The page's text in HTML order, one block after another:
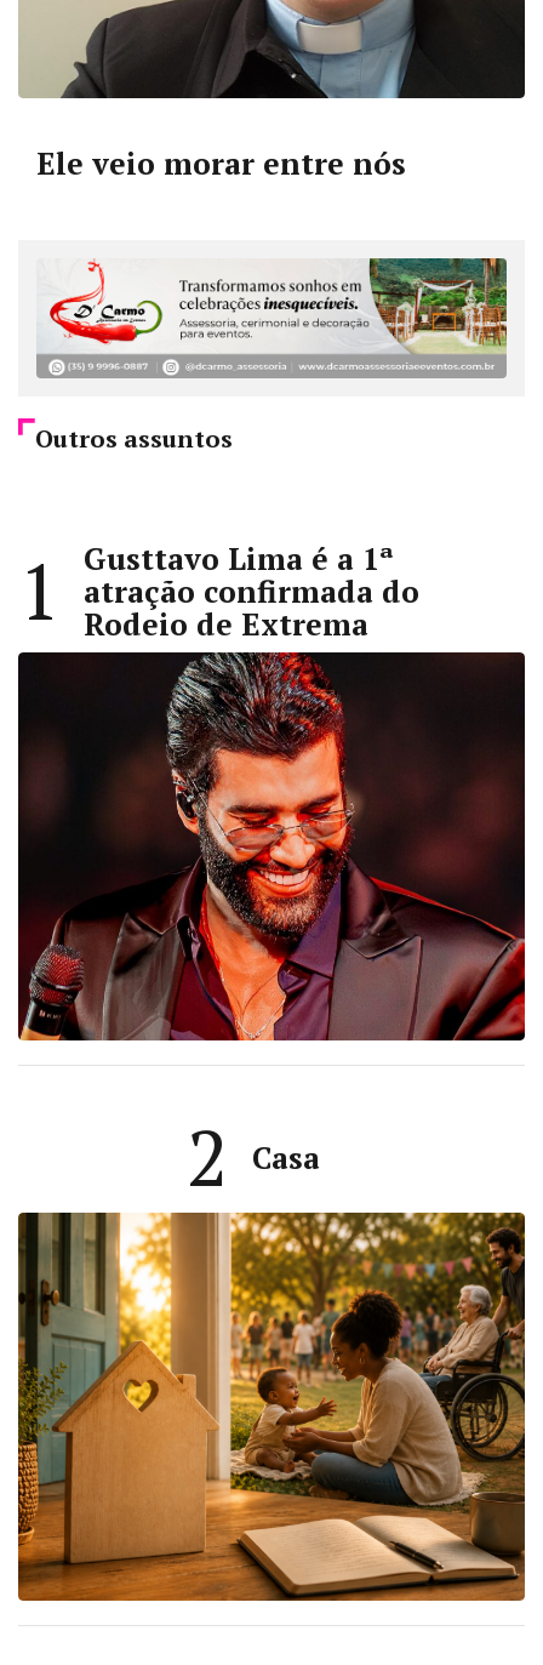
Ele veio morar entre nós
Outros assuntos
1
Gusttavo Lima é a 1ª
atração confirmada do
Rodeio de Extrema
2 Casa